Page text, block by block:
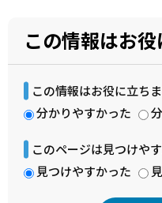
この情報はお
この情報はお役に立ち
分かりやすかった
このページは見つけや
見つけやすかった